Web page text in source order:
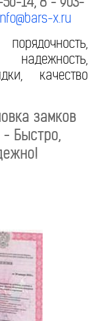
x.ru
качество
замков
Быстро,